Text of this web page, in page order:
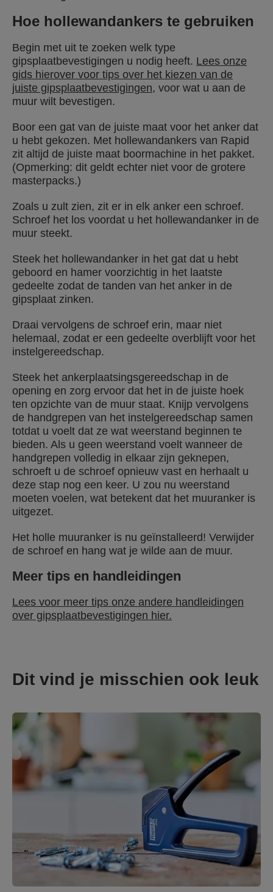
Hoe hollewandankers te gebruiken
Begin met uit te zoeken welk type
gipsplaatbevestigingen u nodig heeft. Lees onze
gids hierover voor tips over het kiezen van de
juiste gipsplaatbevestigingen, voor wat u aan de
muur wilt bevestigen.
Boor een gat van de juiste maat voor het anker dat
u hebt gekozen. Met hollewandankers van Rapid
zit altijd de juiste maat boormachine in het pakket.
(Opmerking: dit geldt echter niet voor de grotere
masterpacks.)
Zoals u zult zien, zit er in elk anker een schroef.
Schroef het los voordat u het hollewandanker in de
muur steekt.
Steek het hollewandanker in het gat dat u hebt
geboord en hamer voorzichtig in het laatste
gedeelte zodat de tanden van het anker in de
gipsplaat zinken.
Draai vervolgens de schroef erin, maar niet
helemaal, zodat er een gedeelte overblijft voor het
instelgereedschap.
Steek het ankerplaatsingsgereedschap in de
opening en zorg ervoor dat het in de juiste hoek
ten opzichte van de muur staat. Knijp vervolgens
de handgrepen van het instelgereedschap samen
totdat u voelt dat ze wat weerstand beginnen te
bieden. Als u geen weerstand voelt wanneer de
handgrepen volledig in elkaar zijn geknepen,
schroeft u de schroef opnieuw vast en herhaalt u
deze stap nog een keer. U zou nu weerstand
moeten voelen, wat betekent dat het muuranker is
uitgezet.
Het holle muuranker is nu geïnstalleerd! Verwijder
de schroef en hang wat je wilde aan de muur.
Meer tips en handleidingen
Lees voor meer tips onze andere handleidingen
over gipsplaatbevestigingen hier.
Dit vind je misschien ook leuk